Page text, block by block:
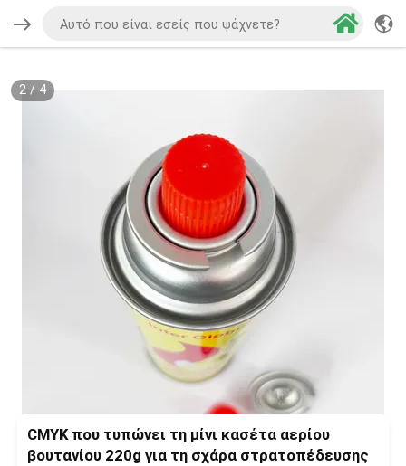
2/ 4
CMYK που τυπώνει τη μίνι κασέτα αερίου
βουτανίου 220g για τη σχάρα στρατοπέδευσης